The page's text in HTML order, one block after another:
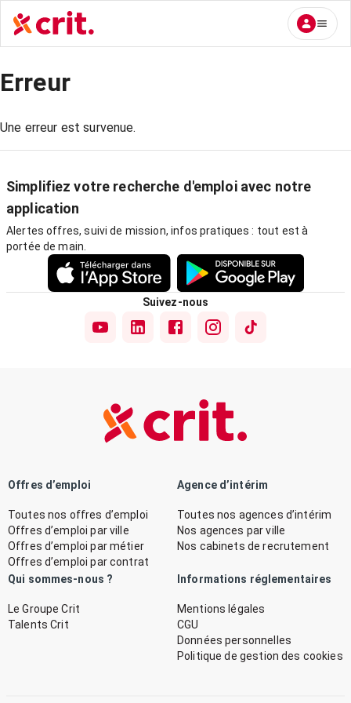
Erreur
Une erreur est survenue.
Simplifiez votre recherche d'emploi avec notre
application
Alertes offres, suivi de mission, infos pratiques : tout est à
portée de main.
Suivez-nous
Offres d’emploi
Toutes nos offres d’emploi
Offres d’emploi par ville
Offres d’emploi par métier
Offres d’emploi par contrat
Agence d’intérim
Toutes nos agences d’intérim
Nos agences par ville
Nos cabinets de recrutement
Qui sommes-nous ?
Le Groupe Crit
Talents Crit
Informations réglementaires
Mentions légales
CGU
Données personnelles
Politique de gestion des cookies